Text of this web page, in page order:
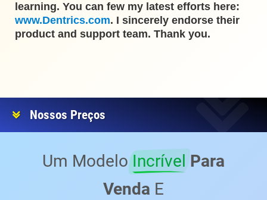
learning. You can few my latest efforts here:
www.Dentrics.com. I sincerely endorse their
product and support team. Thank you.
Nossos Preços
Um ModeloIncrível Para
Venda E